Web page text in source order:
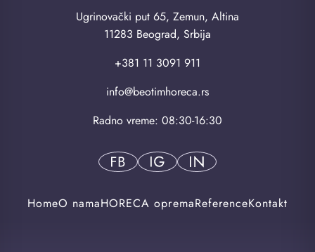
Ugrinovački put 65, Zemun, Altina
11283 Beograd, Srbija
+381 11 3091 911
info@beotimhoreca.rs
Radno vreme: 08:30-16:30
HomeO namaHORECA opremaReferenceKontakt